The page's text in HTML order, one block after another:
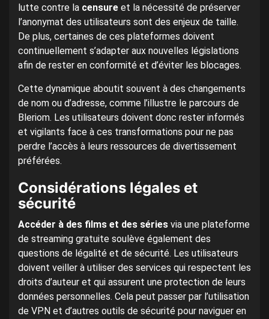
lutte contre la censure et la nécessité de préserver
l’anonymat des utilisateurs sont des enjeux de taille.
De plus, certaines de ces plateformes doivent
continuellement s’adapter aux nouvelles législations
afin de rester en conformité et d’éviter les blocages.
Cette dynamique aboutit souvent à des changements
de nom ou d’adresse, comme l’illustre le parcours de
Bleriom. Les utilisateurs doivent donc rester informés
et vigilants face à ces transformations pour ne pas
perdre l’accès à leurs ressources de divertissement
préférées.
Considérations légales et
sécurité
Accéder à des films et des séries via une plateforme
de streaming gratuite soulève également des
questions de légalité et de sécurité. Les utilisateurs
doivent veiller à utiliser des services qui respectent les
droits d’auteur et qui assurent une protection de leurs
données personnelles. Cela peut passer par l’utilisation
de VPN et d’autres outils de sécurité pour naviguer en